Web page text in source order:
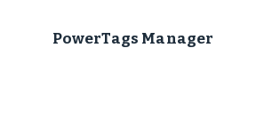
PowerTags Manager